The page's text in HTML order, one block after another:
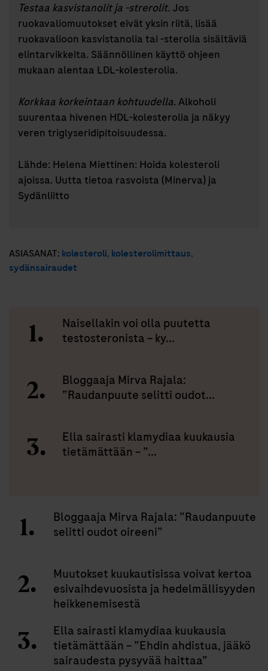
Testaa kasvistanolit ja -strerolit. Jos
ruokavaliomuutokset eivät yksin riitä, lisää
ruokavalioon kasvistanolia tai -sterolia sisältäviä
elintarvikkeita. Säännöllinen käyttö ohjeen
mukaan alentaa LDL-kolesterolia.
Korkkaa korkeintaan kohtuudella. Alkoholi
suurentaa hivenen HDL-kolesterolia ja näkyy
veren triglyseridipitoisuudessa.
Lähde: Helena Miettinen: Hoida kolesteroli
ajoissa. Uutta tietoa rasvoista (Minerva) ja
Sydänliitto
ASIASANAT: kolesteroli, kolesterolimittaus,
sydänsairaudet
Naisellakin voi olla puutetta
testosteronista – ky...
Bloggaaja Mirva Rajala:
”Raudanpuute selitti oudot...
Ella sairasti klamydiaa kuukausia
tietämättään – ”...
Bloggaaja Mirva Rajala: ”Raudanpuute
selitti oudot oireeni”
Muutokset kuukautisissa voivat kertoa
esivaihdevuosista ja hedelmällisyyden
heikkenemisestä
Ella sairasti klamydiaa kuukausia
tietämättään – ”Ehdin ahdistua, jääkö
sairaudesta pysyvää haittaa”